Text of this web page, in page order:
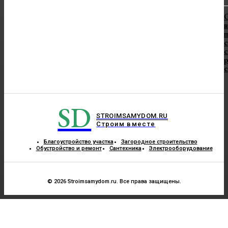
SD
STROIMSAMYDOM.RU
Строим вместе
Благоустройство участка
Загородное строительство
Обустройство и ремонт
Сантехника Электрооборудование
© 2026 Stroimsamydom.ru. Все права защищены.